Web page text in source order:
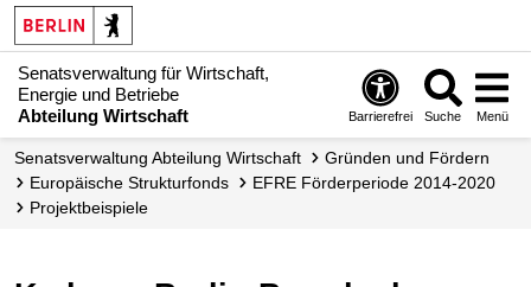
Senatsverwaltung für Wirtschaft,
Energie und Betriebe
Abteilung Wirtschaft
Barrierefrei Suche Menü
Senats­verwaltung Abteilung Wirtschaft
Gründen und Fördern
Europäische Strukturfonds
EFRE Förderperiode 2014-2020
Projekt­beispiele